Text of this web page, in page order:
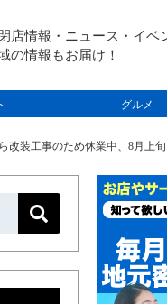
店情報・ニュース・イベ
の情報もお届け！
グルメ
改装工事のため休業中、8月上